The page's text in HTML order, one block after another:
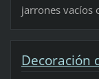
jarrones vacíos
Decoración